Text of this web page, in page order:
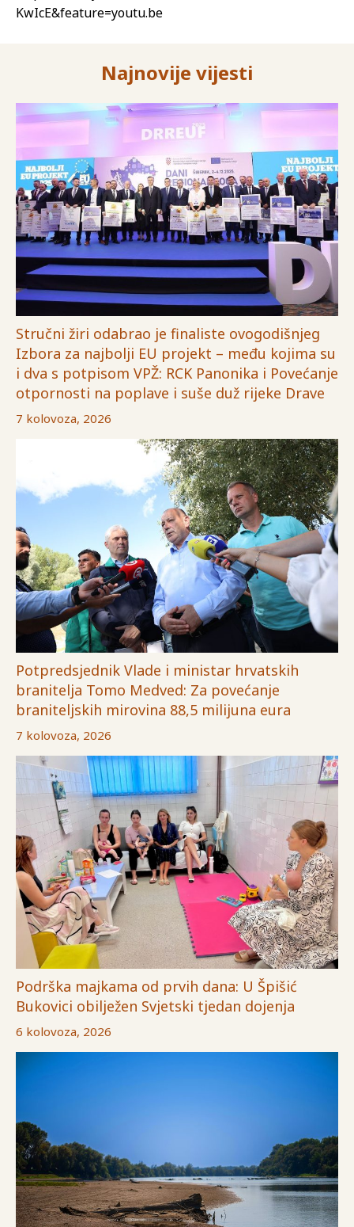
KwIcE&feature=youtu.be
Najnovije vijesti
Stručni žiri odabrao je finaliste ovogodišnjeg
Izbora za najbolji EU projekt – među kojima su
i dva s potpisom VPŽ: RCK Panonika i Povećanje
otpornosti na poplave i suše duž rijeke Drave
7 kolovoza, 2026
Potpredsjednik Vlade i ministar hrvatskih
branitelja Tomo Medved: Za povećanje
braniteljskih mirovina 88,5 milijuna eura
7 kolovoza, 2026
Podrška majkama od prvih dana: U Špišić
Bukovici obilježen Svjetski tjedan dojenja
6 kolovoza, 2026